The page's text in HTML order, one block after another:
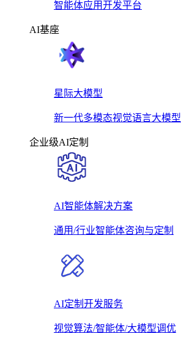
智能体应用开发平台
AI基座
星际大模型
新一代多模态视觉语言大模型
企业级AI定制
AI智能体解决方案
通用/行业智能体咨询与定制
AI定制开发服务
视觉算法/智能体/大模型调优